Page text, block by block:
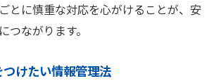
とに慎重な対応を心がけることが、安
つながります。
けたい情報管理法